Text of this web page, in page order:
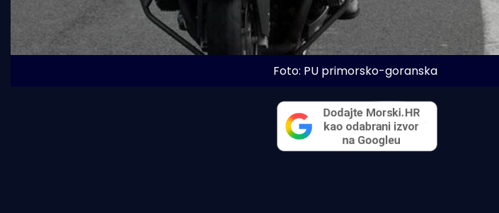
Foto: PU primorsko-goranska